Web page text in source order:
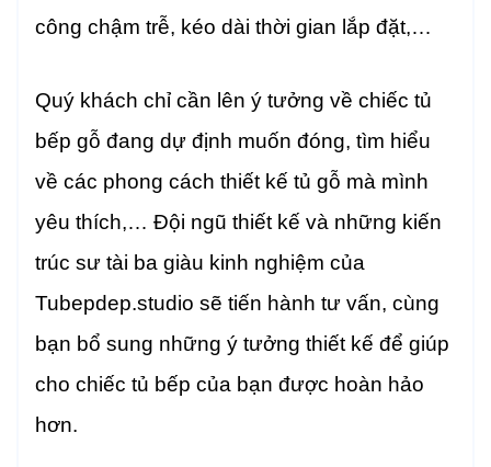
công chậm trễ, kéo dài thời gian lắp đặt,…
Quý khách chỉ cần lên ý tưởng về chiếc tủ
bếp gỗ đang dự định muốn đóng, tìm hiểu
về các phong cách thiết kế tủ gỗ mà mình
yêu thích,… Đội ngũ thiết kế và những kiến
trúc sư tài ba giàu kinh nghiệm của
Tubepdep.studio sẽ tiến hành tư vấn, cùng
bạn bổ sung những ý tưởng thiết kế để giúp
cho chiếc tủ bếp của bạn được hoàn hảo
hơn.